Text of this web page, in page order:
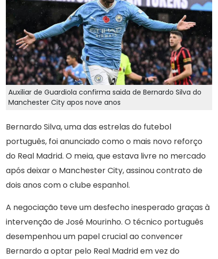
Auxiliar de Guardiola confirma saida de Bernardo Silva do
Manchester City apos nove anos
Bernardo Silva, uma das estrelas do futebol
português, foi anunciado como o mais novo reforço
do Real Madrid. O meia, que estava livre no mercado
após deixar o Manchester City, assinou contrato de
dois anos com o clube espanhol.
A negociação teve um desfecho inesperado graças à
intervenção de José Mourinho. O técnico português
desempenhou um papel crucial ao convencer
Bernardo a optar pelo Real Madrid em vez do